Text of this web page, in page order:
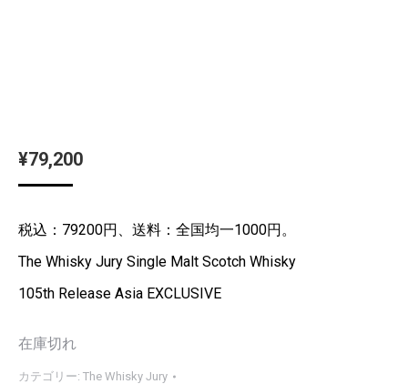
¥79,200
税込：79200円、送料：全国均一1000円。
The Whisky Jury Single Malt Scotch Whisky
105th Release Asia EXCLUSIVE
在庫切れ
カテゴリー: The Whisky Jury